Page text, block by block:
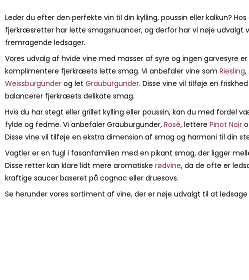
Leder du efter den perfekte vin til din kylling, poussin eller kalkun?
fjerkræsretter har lette smagsnuancer, og derfor har vi nøje udvalgt
fremragende ledsager.
Vores udvalg af hvide vine med masser af syre og ingen garvesyre
komplimentere fjerkræets lette smag. Vi anbefaler vine som Riesling,
Weissburgunder og let Grauburgunder. Disse vine vil tilføje en
balancerer fjerkræets delikate smag.
Hvis du har stegt eller grillet kylling eller poussin, kan du med fordel
fylde og fedme. Vi anbefaler Grauburgunder, Rosé, lettere Pinot Noir
Disse vine vil tilføje en ekstra dimension af smag og harmoni til din
Vagtler er en fugl i fasanfamilien med en pikant smag, der ligger
Disse retter kan klare lidt mere aromatiske rødvine, da de ofte er
kraftige saucer baseret på cognac eller druesovs.
Se herunder vores sortiment af vine, der er nøje udvalgt til at